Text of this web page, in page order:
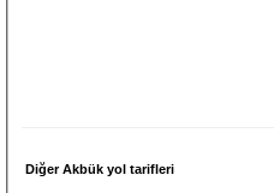
Diğer Akbük yol tarifleri